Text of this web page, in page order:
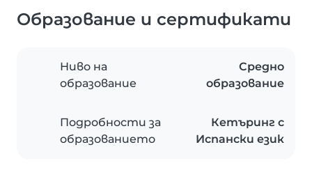
Образование и сертификати
Ниво на
образование
Средно
образование
Подробности за
образованието
Кетъринг с
Испански език